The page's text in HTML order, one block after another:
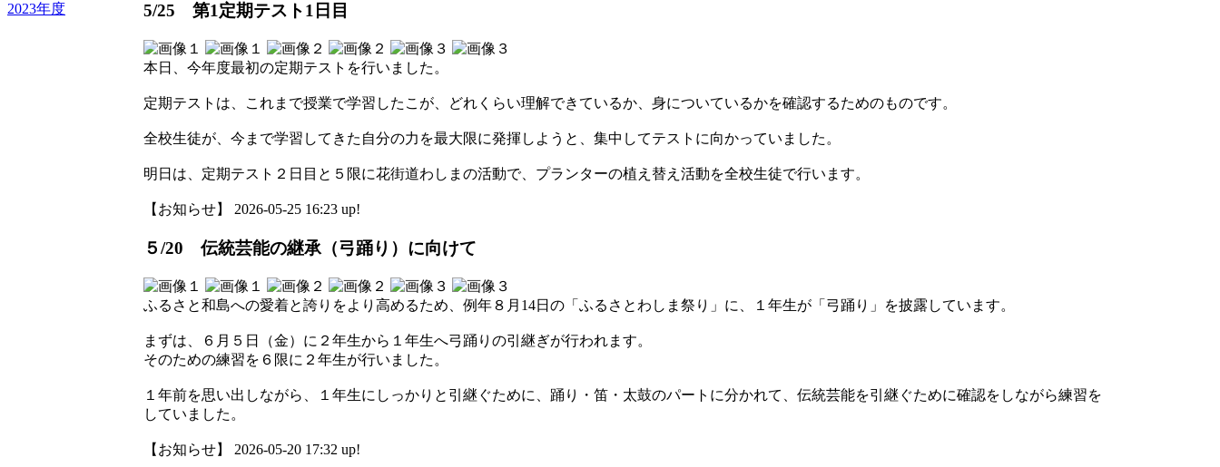
2023年度
5/25 第1定期テスト1日目
本日、今年度最初の定期テストを行いました。
定期テストは、これまで授業で学習したこが、どれくらい理解できているか、身についているかを確認するためのものです。
全校生徒が、今まで学習してきた自分の力を最大限に発揮しようと、集中してテストに向かっていました。
明日は、定期テスト２日目と５限に花街道わしまの活動で、プランターの植え替え活動を全校生徒で行います。
【お知らせ】 2026-05-25 16:23 up!
５/20 伝統芸能の継承（弓踊り）に向けて
ふるさと和島への愛着と誇りをより高めるため、例年８月14日の「ふるさとわしま祭り」に、１年生が「弓踊り」を披露しています。
まずは、６月５日（金）に２年生から１年生へ弓踊りの引継ぎが行われます。
そのための練習を６限に２年生が行いました。
１年前を思い出しながら、１年生にしっかりと引継ぐために、踊り・笛・太鼓のパートに分かれて、伝統芸能を引継ぐために確認をしながら練習を
していました。
【お知らせ】 2026-05-20 17:32 up!